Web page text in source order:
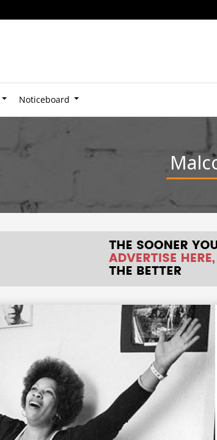
Noticeboard